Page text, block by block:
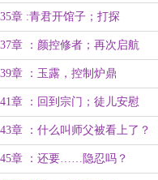
章 :青君开馆子；打探
章 ：颜控修者；再次启航
章 ：玉露，控制炉鼎
章 ：回到宗门；徒儿安慰
章 ：什么叫师父被看上了？
章 ：还要……隐忍吗？